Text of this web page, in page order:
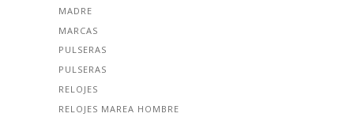
MADRE
MARCAS
PULSERAS
PULSERAS
RELOJES
RELOJES MAREA HOMBRE